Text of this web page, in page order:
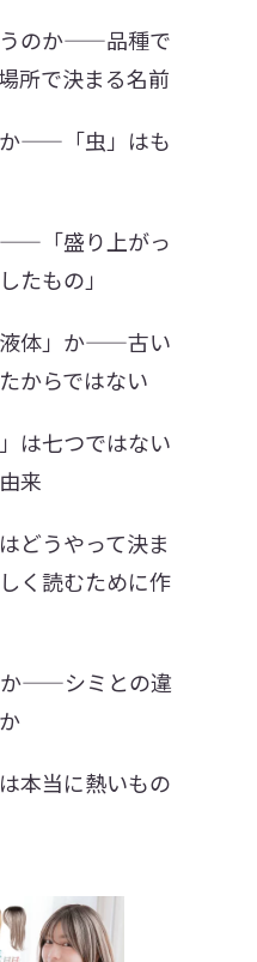
うのか——品種で
所で決まる名前
か——「虫」はも
「盛り上がっ
たもの」
液体」か——古い
からではない
は七つではない
来
どうやって決ま
く読むために作
か——シミとの違
本当に熱いもの